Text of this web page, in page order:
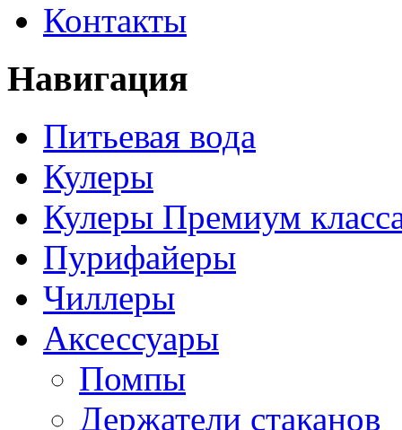
Контакты
Навигация
Питьевая вода
Кулеры
Кулеры Премиум
Пурифайеры
Чиллеры
Аксессуары
Помпы
Держатели стаканов